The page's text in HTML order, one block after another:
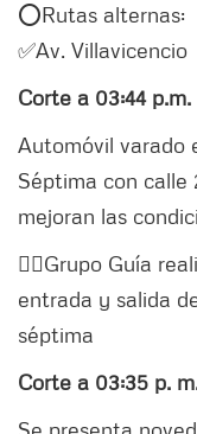
⭕️Rutas alternas:
✅Av. Villavicencio
Corte a 03:44 p.m.
Automóvil varado
Séptima con calle
mejoran las
👮‍♂️Grupo Guía
entrada y salida
séptima
Corte a 03:35 p.